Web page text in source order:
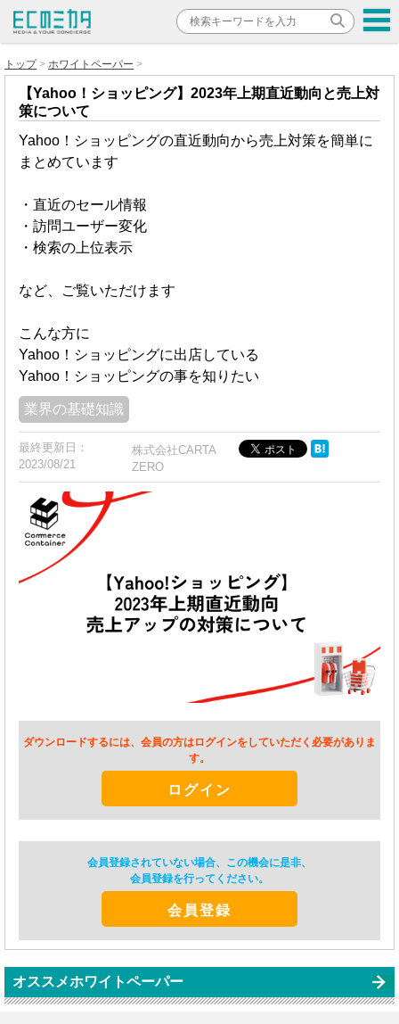
トップ ホワイトペーパー
【Yahoo！ショッピング】2023年上期直近動向と売上対
策について
Yahoo！ショッピングの直近動向から売上対策を簡単に
まとめています
・直近のセール情報
・訪問ユーザー変化
・検索の上位表示
など、ご覧いただけます
こんな方に
Yahoo！ショッピングに出店している
Yahoo！ショッピングの事を知りたい
業界の基礎知識
最終更新日：
2023/08/21
株式会社CARTA
ZERO
ダウンロードするには、会員の方はログインをしていただく必要がありま
す。
ログイン
会員登録されていない場合、この機会に是非、
会員登録を行ってください。
会員登録
オススメホワイトペーパー